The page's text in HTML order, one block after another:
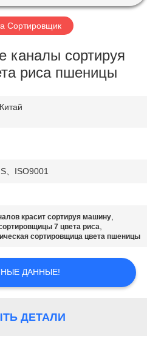
Сортировщик
каналы сортируя
риса пшеницы
、ISO9001
красит сортируя машину,
7 цвета риса,
сортировщица цвета пшеницы
ДАННЫЕ!
ДЕТАЛИ